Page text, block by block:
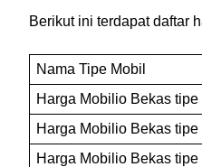
Berikut ini terdapat daftar
Nama Tipe Mobil
Harga Mobilio Bekas tipe
Harga Mobilio Bekas tipe
Harga Mobilio Bekas tipe